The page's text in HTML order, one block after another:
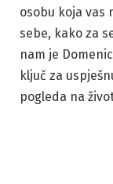
osobu koja vas
sebe, kako za
nam je
ključ za
pogleda na